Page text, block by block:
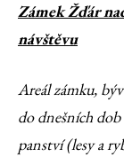
Zámek Žďár
návštěvu
Areál zámku,
do dnešních
panství (lesy a